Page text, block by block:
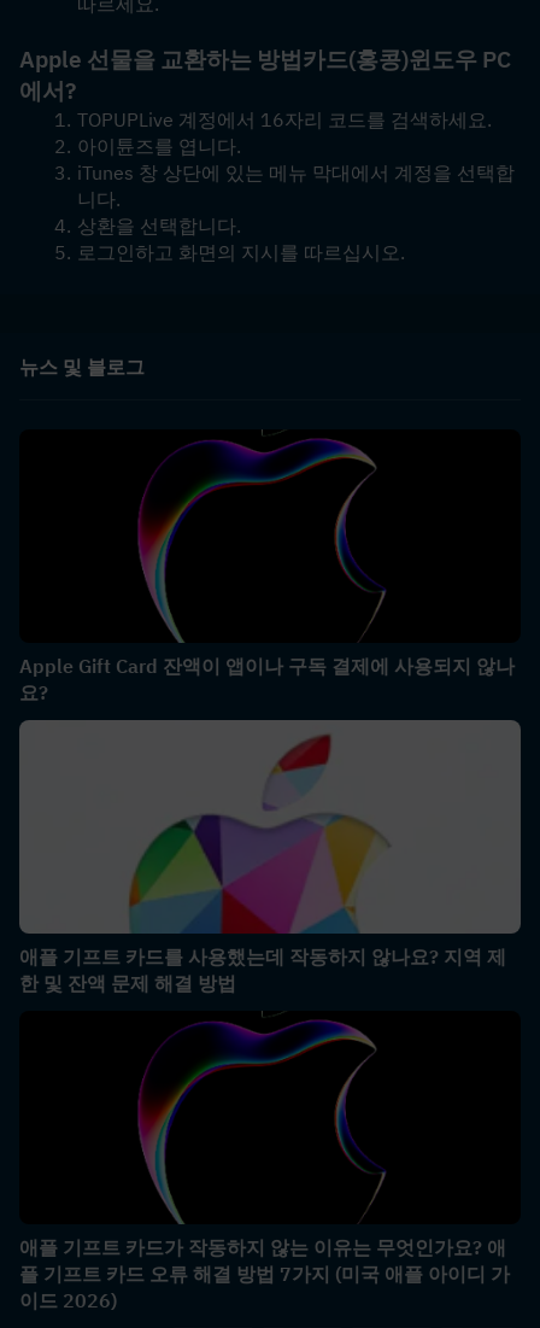
Apple 선물을 교환하는 방법카드(홍콩)윈도우 PC
에서?
TOPUPLive 계정에서 16자리 코드를 검색하세요.
아이튠즈를 엽니다.
iTunes 창 상단에 있는 메뉴 막대에서 계정을 선택합
니다.
상환을 선택합니다.
로그인하고 화면의 지시를 따르십시오.
뉴스 및 블로그
Apple Gift Card 잔액이 앱이나 구독 결제에 사용되지 않나
요?
애플 기프트 카드를 사용했는데 작동하지 않나요? 지역 제
한 및 잔액 문제 해결 방법
애플 기프트 카드가 작동하지 않는 이유는 무엇인가요? 애
플 기프트 카드 오류 해결 방법 7가지 (미국 애플 아이디 가
이드 2026)